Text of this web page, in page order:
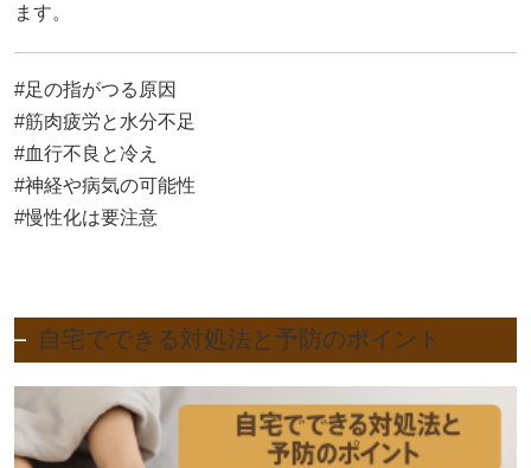
ます。
#足の指がつる原因
#筋肉疲労と水分不足
#血行不良と冷え
#神経や病気の可能性
#慢性化は要注意
自宅でできる対処法と予防のポイント